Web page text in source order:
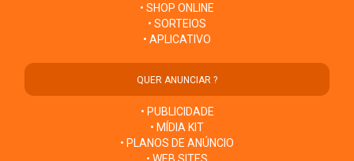
• SHOP ONLINE
• SORTEIOS
• APLICATIVO
QUER ANUNCIAR ?
• PUBLICIDADE
• MÍDIA KIT
• PLANOS DE ANÚNCIO